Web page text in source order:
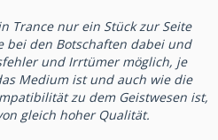
Trance nur ein Stück zur Seite
bei den Botschaften dabei und
und Irrtümer möglich, je
Medium ist und auch wie die
zu dem Geistwesen ist,
gleich hoher Qualität.